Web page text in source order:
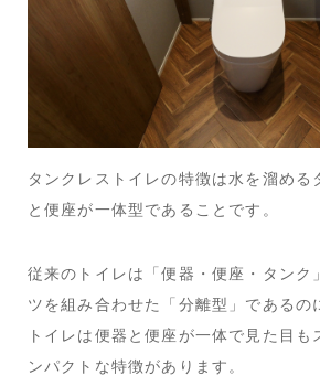
タンクレストイレの特徴は水を溜める
と便座が一体型であることです。
従来のトイレは「便器・便座・タンク
ツを組み合わせた「分離型」であるの
トイレは便器と便座が一体で見た目も
ンパクトな特徴があります。